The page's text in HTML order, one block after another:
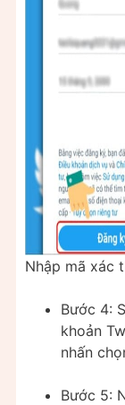
Nhập mã xác
Bước 4:
khoản
nhấn
Bước 5: